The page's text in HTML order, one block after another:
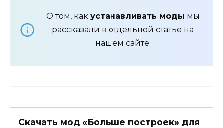
О том, как устанавливать моды мы
рассказали в отдельной статье на
нашем сайте.
Скачать мод «Больше построек» для